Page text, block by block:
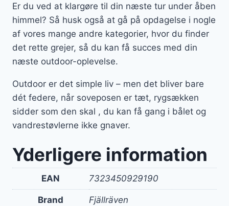
Er du ved at klargøre til din næste tur under åben
himmel? Så husk også at gå på opdagelse i nogle
af vores mange andre kategorier, hvor du finder
det rette grejer, så du kan få succes med din
næste outdoor-oplevelse.
Outdoor er det simple liv – men det bliver bare
dét federe, når soveposen er tæt, rygsækken
sidder som den skal , du kan få gang i bålet og
vandrestøvlerne ikke gnaver.
Yderligere information
EAN 7323450929190
Brand Fjällräven